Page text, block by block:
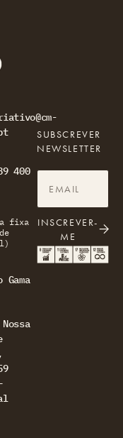
400
fixa
SUBSCREVER
NEWSLETTER
INSCREVER-
ME